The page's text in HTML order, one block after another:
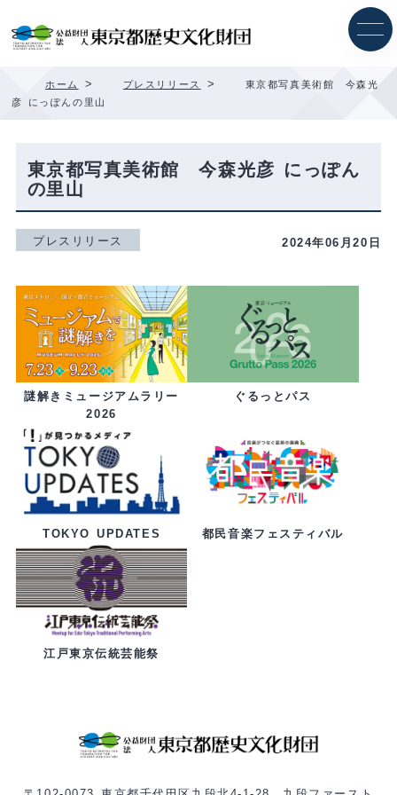
ホーム > プレスリリース >
東京都写真美術館 今森光
彦 にっぽんの里山
東京都写真美術館 今森光彦 にっぽん
の里山
プレスリリース 2024年06月20日
謎解きミュージアムラリー
2026
ぐるっとパス
TOKYO UPDATES 都民音楽フェスティバル
江戸東京伝統芸能祭